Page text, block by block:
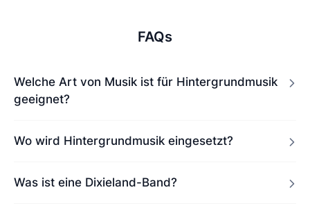
FAQs
Welche Art von Musik ist für Hintergrundmusik
geeignet?
Wo wird Hintergrundmusik eingesetzt?
Was ist eine Dixieland-Band?